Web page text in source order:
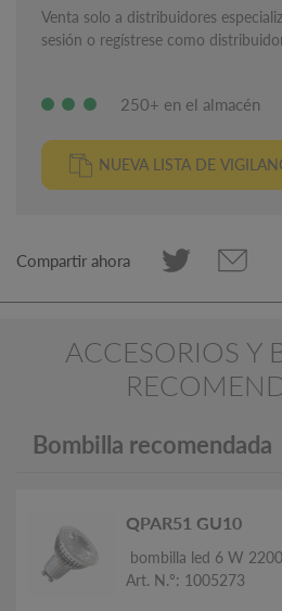
Venta solo a distribuidores
sesión o regístrese como
250+ en el almacén
NUEVA LISTA DE
Compartir ahora
ACCESORIOS Y
Bombilla recomendada
QPAR51 GU10
bombilla led 6 W
Art. N.º: 1005273